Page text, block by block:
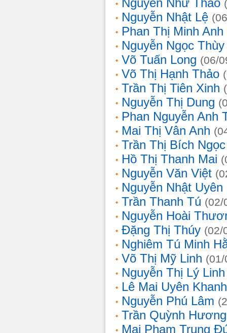
Nguyễn Như Thảo
Nguyễn Nhật Lệ
Phan Thị Minh Anh
Nguyễn Ngọc
Võ Tuấn Long (06/
Võ Thị Hạnh Thảo
Trần Thị Tiên Xinh
Nguyễn Thị Dung
Phan Nguyễn Anh
Mai Thị Vân Anh
Trần Thị Bích Ngọc
Hồ Thị Thanh Mai
Nguyễn Văn Việt
Nguyễn Nhật Uyên
Trần Thanh Tú (02/
Nguyễn Hoài
Đặng Thị Thúy (02/
Nghiêm Tú Minh
Võ Thị Mỹ Linh
Nguyễn Thị Lý Linh
Lê Mai Uyên Khanh
Nguyễn Phú Lâm
Trần Quỳnh Hương
Mai Phạm Trung